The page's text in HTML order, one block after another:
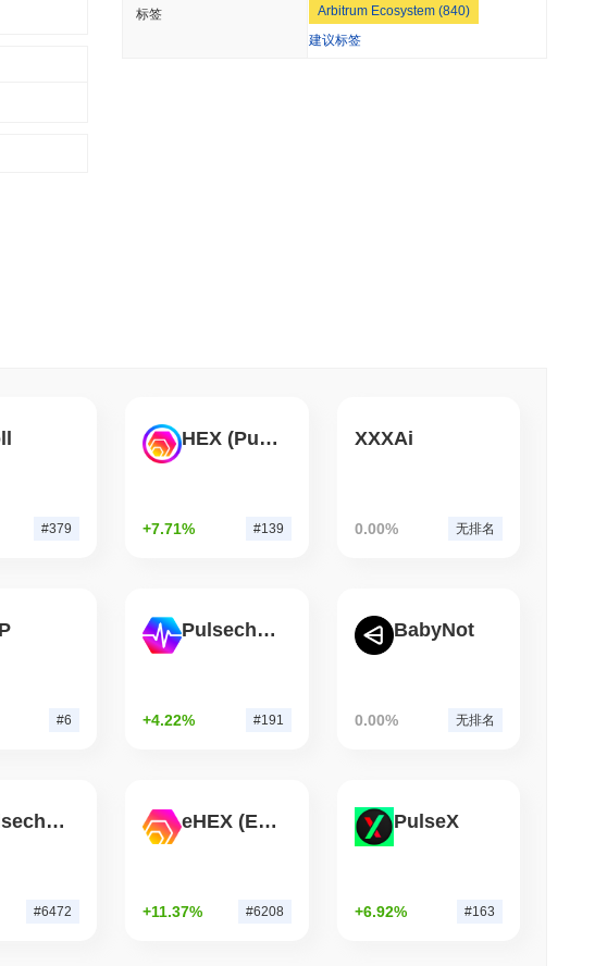
获得美国股票和加密ETF经纪交易商许可证
在八月休会临近时停滞不前
万美元，物流巨头AZ-COM Maruwa押注日元稳定币
标签
Arbitrum Ecosystem (840)
建议标签
#379
HEX (Pulsechain)
+7.71% #139
XXXAi
0.00% 无排名
#6
Pulsechain
+4.22% #191
BabyNot
0.00% 无排名
Pulsechain Bridged HEX (Pulsechain)
#6472
eHEX (Ethereum)
+11.37% #6208
PulseX
+6.92% #163